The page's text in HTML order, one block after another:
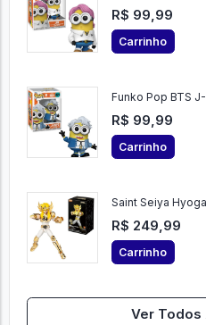
R$ 99,99
Carrinho
Funko Pop BTS
R$ 99,99
Carrinho
Saint Seiya
R$ 249,99
Carrinho
Ver Todos